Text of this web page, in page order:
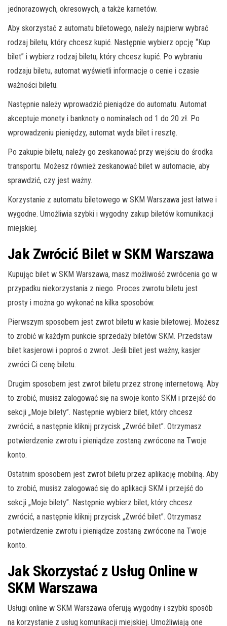
jednorazowych, okresowych, a także karnetów.
Aby skorzystać z automatu biletowego, należy najpierw wybrać
rodzaj biletu, który chcesz kupić. Następnie wybierz opcję “Kup
bilet” i wybierz rodzaj biletu, który chcesz kupić. Po wybraniu
rodzaju biletu, automat wyświetli informacje o cenie i czasie
ważności biletu.
Następnie należy wprowadzić pieniądze do automatu. Automat
akceptuje monety i banknoty o nominałach od 1 do 20 zł. Po
wprowadzeniu pieniędzy, automat wyda bilet i resztę.
Po zakupie biletu, należy go zeskanować przy wejściu do środka
transportu. Możesz również zeskanować bilet w automacie, aby
sprawdzić, czy jest ważny.
Korzystanie z automatu biletowego w SKM Warszawa jest łatwe i
wygodne. Umożliwia szybki i wygodny zakup biletów komunikacji
miejskiej.
Jak Zwrócić Bilet w SKM Warszawa
Kupując bilet w SKM Warszawa, masz możliwość zwrócenia go w
przypadku niekorzystania z niego. Proces zwrotu biletu jest
prosty i można go wykonać na kilka sposobów.
Pierwszym sposobem jest zwrot biletu w kasie biletowej. Możesz
to zrobić w każdym punkcie sprzedaży biletów SKM. Przedstaw
bilet kasjerowi i poproś o zwrot. Jeśli bilet jest ważny, kasjer
zwróci Ci cenę biletu.
Drugim sposobem jest zwrot biletu przez stronę internetową. Aby
to zrobić, musisz zalogować się na swoje konto SKM i przejść do
sekcji „Moje bilety”. Następnie wybierz bilet, który chcesz
zwrócić, a następnie kliknij przycisk „Zwróć bilet”. Otrzymasz
potwierdzenie zwrotu i pieniądze zostaną zwrócone na Twoje
konto.
Ostatnim sposobem jest zwrot biletu przez aplikację mobilną. Aby
to zrobić, musisz zalogować się do aplikacji SKM i przejść do
sekcji „Moje bilety”. Następnie wybierz bilet, który chcesz
zwrócić, a następnie kliknij przycisk „Zwróć bilet”. Otrzymasz
potwierdzenie zwrotu i pieniądze zostaną zwrócone na Twoje
konto.
Jak Skorzystać z Usług Online w
SKM Warszawa
Usługi online w SKM Warszawa oferują wygodny i szybki sposób
na korzystanie z usług komunikacji miejskiej. Umożliwiają one